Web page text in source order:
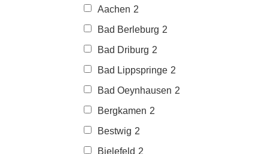
Aachen 2
Bad Berleburg 2
Bad Driburg 2
Bad Lippspringe 2
Bad Oeynhausen 2
Bergkamen 2
Bestwig 2
Bielefeld 2